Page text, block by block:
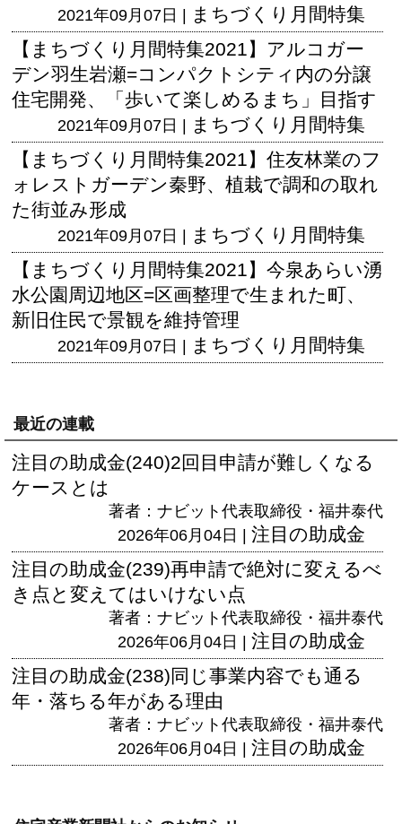
2021年09月07日 | まちづくり月間特集
【まちづくり月間特集2021】アルコガー
デン羽生岩瀬=コンパクトシティ内の分譲
住宅開発、「歩いて楽しめるまち」目指す
2021年09月07日 | まちづくり月間特集
【まちづくり月間特集2021】住友林業のフ
ォレストガーデン秦野、植栽で調和の取れ
た街並み形成
2021年09月07日 | まちづくり月間特集
【まちづくり月間特集2021】今泉あらい湧
水公園周辺地区=区画整理で生まれた町、
新旧住民で景観を維持管理
2021年09月07日 | まちづくり月間特集
最近の連載
注目の助成金(240)2回目申請が難しくなる
ケースとは
著者：ナビット代表取締役・福井泰代
2026年06月04日 | 注目の助成金
注目の助成金(239)再申請で絶対に変えるべ
き点と変えてはいけない点
著者：ナビット代表取締役・福井泰代
2026年06月04日 | 注目の助成金
注目の助成金(238)同じ事業内容でも通る
年・落ちる年がある理由
著者：ナビット代表取締役・福井泰代
2026年06月04日 | 注目の助成金